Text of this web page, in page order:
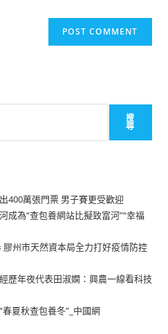
搜
尋
400萬張門票 男子賽更受歡迎
成為“查包養網站比擬致富河”“幸福
州市天然資本局全力打好疫情防控
歷年夜代表田淑嫻：興農一線看科技
夏秋查包養冬”_中國網